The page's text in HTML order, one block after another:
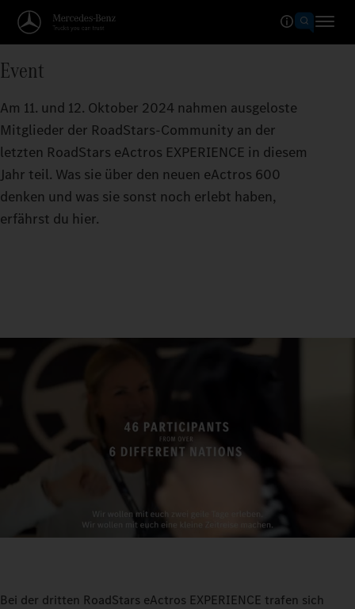
Event
Am 11. und 12. Oktober 2024 nahmen ausgeloste
Mitglieder der RoadStars-Community an der
letzten RoadStars eActros EXPERIENCE in diesem
Jahr teil. Was sie über den neuen eActros 600
denken und was sie sonst noch erlebt haben,
erfährst du hier.
Bei der dritten RoadStars eActros EXPERIENCE trafen sich